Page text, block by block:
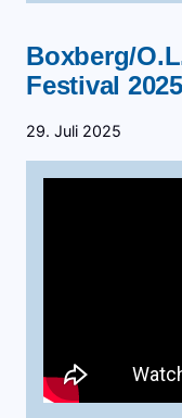
Boxberg/
Festival 2025
29. Juli 2025